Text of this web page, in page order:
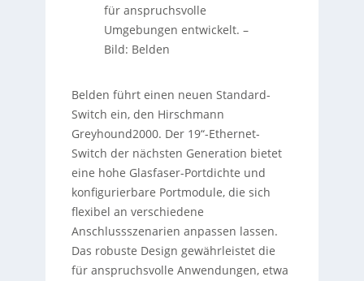
für anspruchsvolle
Umgebungen entwickelt. –
Bild: Belden
Belden führt einen neuen Standard-
Switch ein, den Hirschmann
Greyhound2000. Der 19“-Ethernet-
Switch der nächsten Generation bietet
eine hohe Glasfaser-Portdichte und
konfigurierbare Portmodule, die sich
flexibel an verschiedene
Anschlussszenarien anpassen lassen.
Das robuste Design gewährleistet die
für anspruchsvolle Anwendungen, etwa